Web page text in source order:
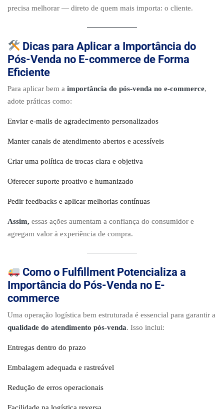
precisa melhorar — direto de quem mais importa: o cliente.
Dicas para Aplicar a Importância do
Pós-Venda no E-commerce de Forma
Eficiente
Para aplicar bem a importância do pós-venda no e-commerce,
adote práticas como:
Enviar e-mails de agradecimento personalizados
Manter canais de atendimento abertos e acessíveis
Criar uma política de trocas clara e objetiva
Oferecer suporte proativo e humanizado
Pedir feedbacks e aplicar melhorias contínuas
Assim, essas ações aumentam a confiança do consumidor e
agregam valor à experiência de compra.
Como o Fulfillment Potencializa a
Importância do Pós-Venda no E-
commerce
Uma operação logística bem estruturada é essencial para garantir a
qualidade do atendimento pós-venda. Isso inclui:
Entregas dentro do prazo
Embalagem adequada e rastreável
Redução de erros operacionais
Facilidade na logística reversa